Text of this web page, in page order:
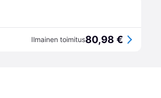
Ilmainen toimitus80,98 €